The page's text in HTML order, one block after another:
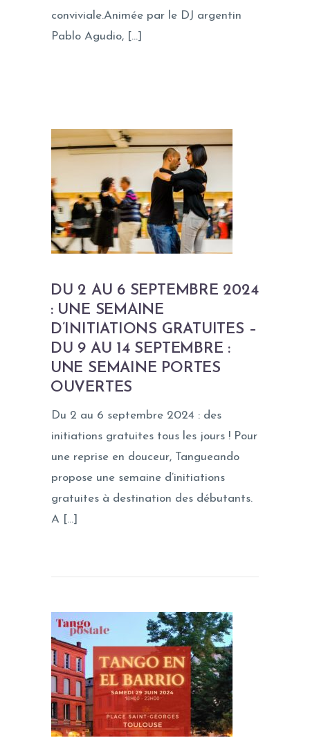
conviviale.Animée par le DJ argentin
Pablo Agudio, […]
DU 2 AU 6 SEPTEMBRE 2024
: UNE SEMAINE
D’INITIATIONS GRATUITES –
DU 9 AU 14 SEPTEMBRE :
UNE SEMAINE PORTES
OUVERTES
Du 2 au 6 septembre 2024 : des
initiations gratuites tous les jours ! Pour
une reprise en douceur, Tangueando
propose une semaine d’initiations
gratuites à destination des débutants.
A […]